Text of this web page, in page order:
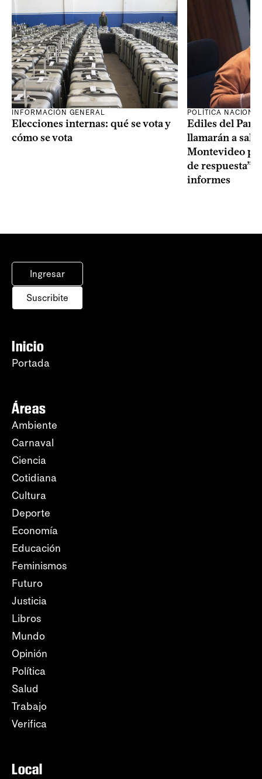
INFORMACIÓN GENERAL
Elecciones internas: qué se vota y
cómo se vota
POLÍTICA
Ediles del
llamarán a sala
Montevideo
de respuesta”
informes
Ingresar
Suscribite
Inicio
Portada
Áreas
Ambiente
Carnaval
Ciencia
Cotidiana
Cultura
Deporte
Economía
Educación
Feminismos
Futuro
Justicia
Libros
Mundo
Opinión
Política
Salud
Trabajo
Verifica
Local